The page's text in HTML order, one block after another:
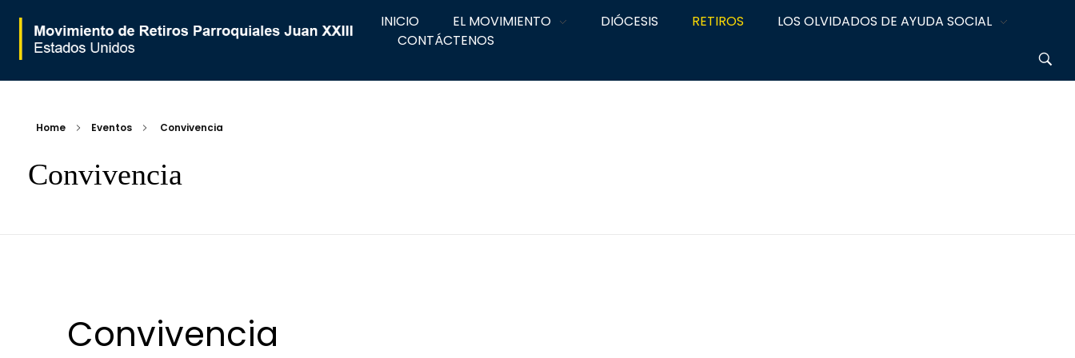
INICIO EL MOVIMIENTO DIÓCESIS RETIROS
LOS OLVIDADOS DE AYUDA SOCIAL
CONTÁCTENOS
Home Eventos Convivencia
Convivencia
Convivencia